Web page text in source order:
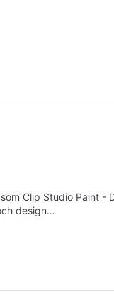
Clip Studio Paint -
design…